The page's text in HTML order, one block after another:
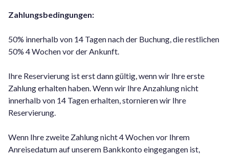
Zahlungsbedingungen:
50% innerhalb von 14 Tagen nach der Buchung, die restlichen
50% 4 Wochen vor der Ankunft.
Ihre Reservierung ist erst dann gültig, wenn wir Ihre erste
Zahlung erhalten haben. Wenn wir Ihre Anzahlung nicht
innerhalb von 14 Tagen erhalten, stornieren wir Ihre
Reservierung.
Wenn Ihre zweite Zahlung nicht 4 Wochen vor Ihrem
Anreisedatum auf unserem Bankkonto eingegangen ist,